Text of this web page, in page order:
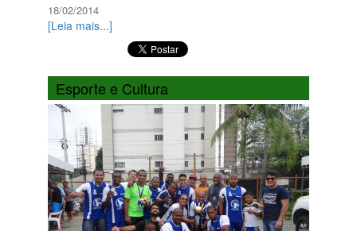
18/02/2014
[Leia mais...]
Esporte e Cultura